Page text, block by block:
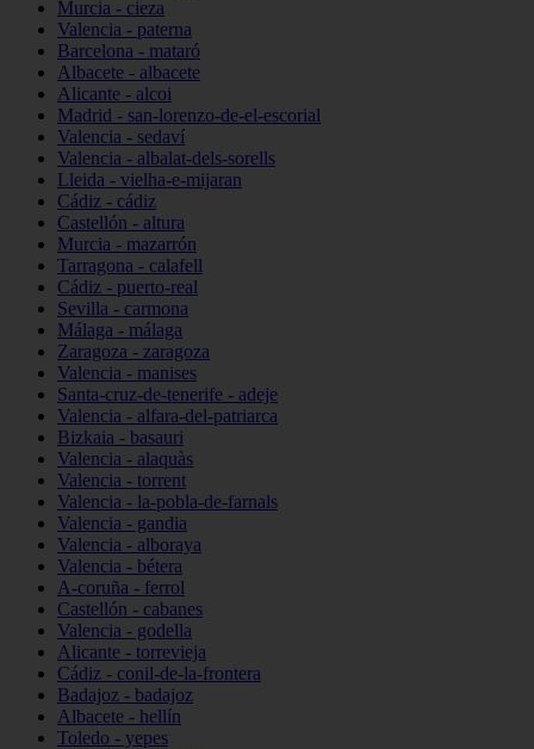
Murcia - cieza
Valencia - paterna
Barcelona - mataró
Albacete - albacete
Alicante - alcoi
Madrid - san-lorenzo-de-el-escorial
Valencia - sedaví
Valencia - albalat-dels-sorells
Lleida - vielha-e-mijaran
Cádiz - cádiz
Castellón - altura
Murcia - mazarrón
Tarragona - calafell
Cádiz - puerto-real
Sevilla - carmona
Málaga - málaga
Zaragoza - zaragoza
Valencia - manises
Santa-cruz-de-tenerife - adeje
Valencia - alfara-del-patriarca
Bizkaia - basauri
Valencia - alaquàs
Valencia - torrent
Valencia - la-pobla-de-farnals
Valencia - gandia
Valencia - alboraya
Valencia - bétera
A-coruña - ferrol
Castellón - cabanes
Valencia - godella
Alicante - torrevieja
Cádiz - conil-de-la-frontera
Badajoz - badajoz
Albacete - hellín
Toledo - yepes